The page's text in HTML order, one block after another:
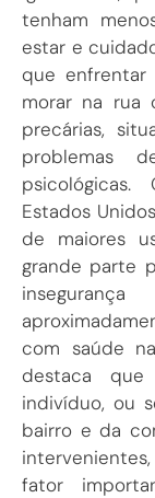
tenham
estar e
que
morar na rua
precárias,
problemas
Estados
de maiores
grande parte
com saúde
destaca
indivíduo, ou
bairro e da
fator